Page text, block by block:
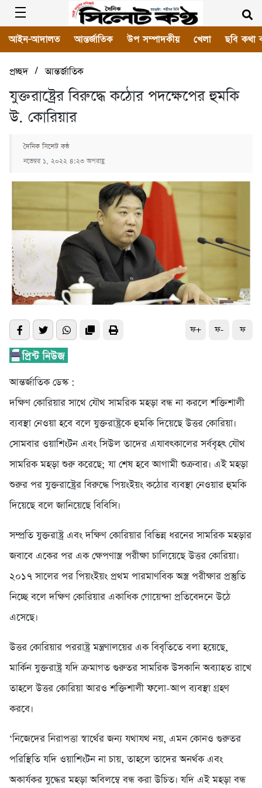
আইন-আদালত আন্তর্জাতিক উপ সম্পাদকীয় খেলা ছবি কথা
প্রচ্ছদ/আন্তর্জাতিক
যুক্তরাষ্ট্রের বিরুদ্ধে কঠোর পদক্ষেপের হুমকি
উ. কোরিয়ার
দৈনিক সিলেট কন্ঠ
নভেম্বর ১, ২০২২ ৪:২৩ অপরাহ্ণ
ফ+ ফ- ফ
আন্তর্জাতিক ডেস্ক :
দক্ষিণ কোরিয়ার সাথে যৌথ সামরিক মহড়া বন্ধ না করলে শক্তিশালী
ব্যবস্থা নেওয়া হবে বলে যুক্তরাষ্ট্রকে হুমকি দিয়েছে উত্তর কোরিয়া।
সোমবার ওয়াশিংটন এবং সিউল তাদের এযাবৎকালের সর্ববৃহৎ যৌথ
সামরিক মহড়া শুরু করেছে; যা শেষ হবে আগামী শুক্রবার। এই মহড়া
শুরুর পর যুক্তরাষ্ট্রের বিরুদ্ধে পিয়ংইয়ং কঠোর ব্যবস্থা নেওয়ার হুমকি
দিয়েছে বলে জানিয়েছে বিবিসি।
সম্প্রতি যুক্তরাষ্ট্র এবং দক্ষিণ কোরিয়ার বিভিন্ন ধরনের সামরিক মহড়ার
জবাবে একের পর এক ক্ষেপণাস্ত্র পরীক্ষা চালিয়েছে উত্তর কোরিয়া।
২০১৭ সালের পর পিয়ংইয়ং প্রথম পারমাণবিক অস্ত্র পরীক্ষার প্রস্তুতি
নিচ্ছে বলে দক্ষিণ কোরিয়ার একাধিক গোয়েন্দা প্রতিবেদনে উঠে
এসেছে।
উত্তর কোরিয়ার পররাষ্ট্র মন্ত্রণালয়ের এক বিবৃতিতে বলা হয়েছে,
মার্কিন যুক্তরাষ্ট্র যদি ক্রমাগত গুরুতর সামরিক উসকানি অব্যাহত রাখে
তাহলে উত্তর কোরিয়া আরও শক্তিশালী ফলো-আপ ব্যবস্থা গ্রহণ
করবে।
‘নিজেদের নিরাপত্তা স্বার্থের জন্য যথাযথ নয়, এমন কোনও গুরুতর
পরিস্থিতি যদি ওয়াশিংটন না চায়, তাহলে তাদের অনর্থক এবং
অকার্যকর যুদ্ধের মহড়া অবিলম্বে বন্ধ করা উচিত। যদি এই মহড়া বন্ধ